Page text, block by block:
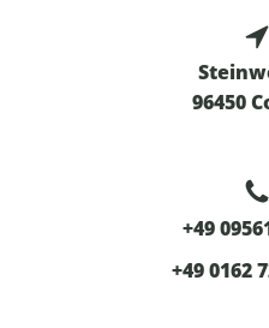
96450
+49
+49 0162